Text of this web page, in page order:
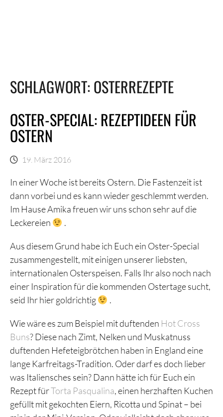
SCHLAGWORT: OSTERREZEPTE
OSTER-SPECIAL: REZEPTIDEEN FÜR
OSTERN
19. März 2016
In einer Woche ist bereits Ostern. Die Fastenzeit ist
dann vorbei und es kann wieder geschlemmt werden.
Im Hause Amika freuen wir uns schon sehr auf die
Leckereien
.
Aus diesem Grund habe ich Euch ein Oster-Special
zusammengestellt, mit einigen unserer liebsten,
internationalen Osterspeisen. Falls Ihr also noch nach
einer Inspiration für die kommenden Ostertage sucht,
seid Ihr hier goldrichtig
.
Wie wäre es zum Beispiel mit duftenden Hot Cross
Buns? Diese nach Zimt, Nelken und Muskatnuss
duftenden Hefeteigbrötchen haben in England eine
lange Karfreitags-Tradition. Oder darf es doch lieber
was Italiensches sein? Dann hätte ich für Euch ein
Rezept fürTorta Pasqualina, einen herzhaften Kuchen
gefüllt mit gekochten Eiern, Ricotta und Spinat – bei